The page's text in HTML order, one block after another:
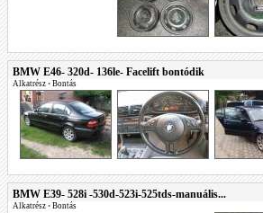
BMW E46- 320d- 136le- Facelift bontódik
Alkatrész • Bontás
BMW E39- 528i -530d-523i-525tds-manuális...
Alkatrész • Bontás